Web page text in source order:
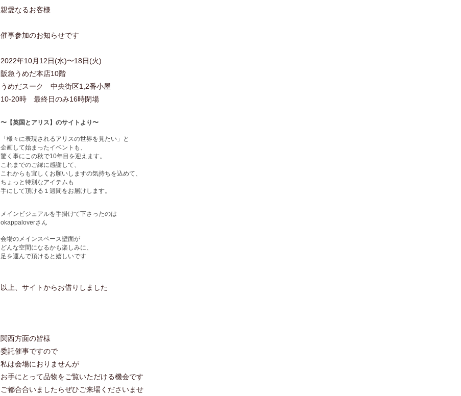
親愛なるお客様
催事参加のお知らせです
2022年10月12日(水)〜18日(火)
阪急うめだ本店10階
うめだスーク 中央街区1,2番小屋
10-20時 最終日のみ16時閉場
〜【英国とアリス】のサイトより〜
「様々に表現されるアリスの世界を見たい」と
企画して始まったイベントも、
驚く事にこの秋で10年目を迎えます。
これまでのご縁に感謝して、
これからも宜しくお願いしますの気持ちを込めて、
ちょっと特別なアイテムも
手にして頂ける１週間をお届けします。
メインビジュアルを手掛けて下さったのは
okappaloverさん
会場のメインスペース壁面が
どんな空間になるかも楽しみに、
足を運んで頂けると嬉しいです
以上、サイトからお借りしました
関西方面の皆様
委託催事ですので
私は会場におりませんが
お手にとって品物をご覧いただける機会です
ご都合合いましたらぜひご来場くださいませ